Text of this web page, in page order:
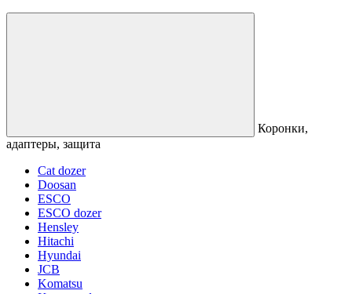
Коронки,
адаптеры, защита
Cat dozer
Doosan
ESCO
ESCO dozer
Hensley
Hitachi
Hyundai
JCB
Komatsu